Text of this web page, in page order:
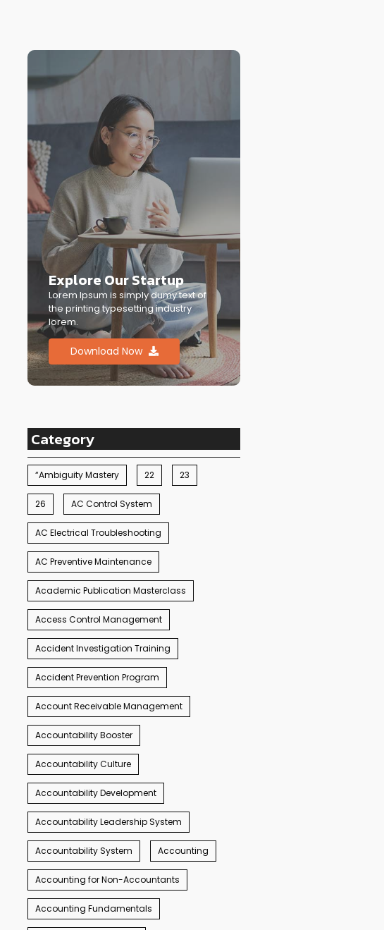
Explore Our Startup
Lorem Ipsum is simply dumy text of
the printing typesetting industry
lorem.
Download Now
Category
“Ambiguity Mastery 22 23
26 AC Control System
AC Electrical Troubleshooting
AC Preventive Maintenance
Academic Publication Masterclass
Access Control Management
Accident Investigation Training
Accident Prevention Program
Account Receivable Management
Accountability Booster
Accountability Culture
Accountability Development
Accountability Leadership System
Accountability System Accounting
Accounting for Non-Accountants
Accounting Fundamentals